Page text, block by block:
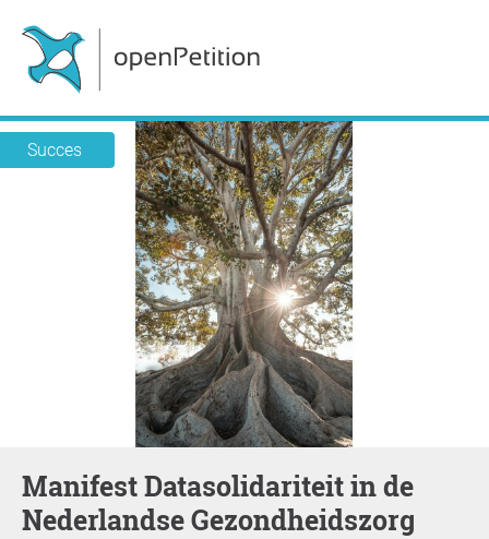
Succes
Manifest Datasolidariteit in de
Nederlandse Gezondheidszorg